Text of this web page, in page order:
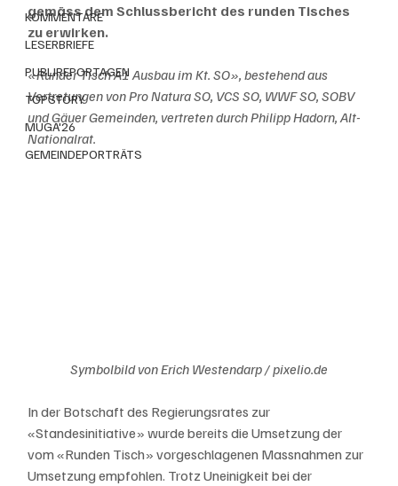
KOMMENTARE
LESERBRIEFE
PUBLIREPORTAGEN
TOPSTORY
MUGA'26
GEMEINDEPORTRÄTS
gemäss dem Schlussbericht des runden Tisches
zu erwirken.
«Runder Tisch A1 Ausbau im Kt. SO», bestehend aus
Vertretungen von Pro Natura SO, VCS SO, WWF SO, SOBV
und Gäuer Gemeinden, vertreten durch Philipp Hadorn, Alt-
Nationalrat.
Symbolbild von Erich Westendarp / pixelio.de
In der Botschaft des Regierungsrates zur
«Standesinitiative» wurde bereits die Umsetzung der
vom «Runden Tisch» vorgeschlagenen Massnahmen zur
Umsetzung empfohlen. Trotz Uneinigkeit bei der